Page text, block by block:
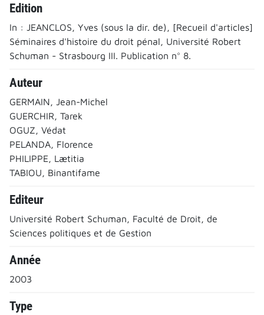
Edition
In : JEANCLOS, Yves (sous la dir. de), [Recueil d'articles]
Séminaires d'histoire du droit pénal, Université Robert
Schuman - Strasbourg III. Publication n° 8.
Auteur
GERMAIN, Jean-Michel
GUERCHIR, Tarek
OGUZ, Védat
PELANDA, Florence
PHILIPPE, Lætitia
TABIOU, Binantifame
Editeur
Université Robert Schuman, Faculté de Droit, de
Sciences politiques et de Gestion
Année
2003
Type